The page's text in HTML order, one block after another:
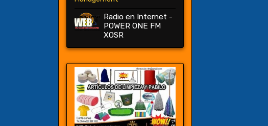
Radio en Internet -
POWER ONE FM
XOSR